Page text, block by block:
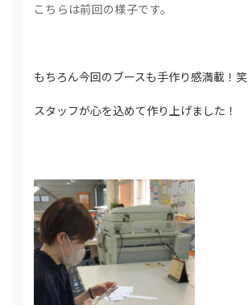
こちらは前回の様子です。
もちろん今回のブースも手作り感満載！笑
スタッフが心を込めて作り上げました！